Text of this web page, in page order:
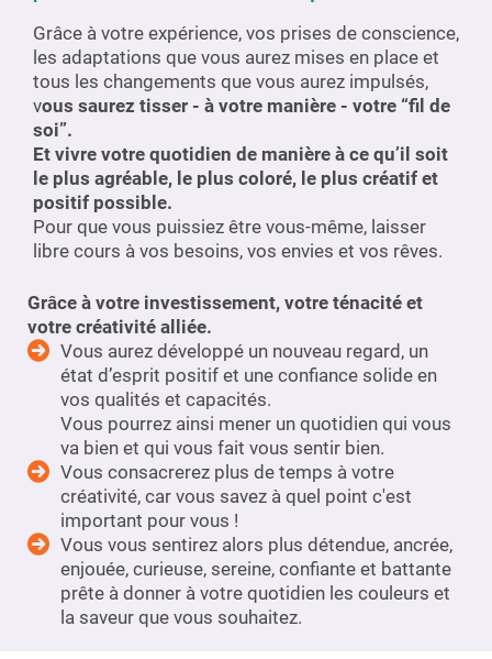
Grâce à votre expérience, vos prises de conscience,
les adaptations que vous aurez mises en place et
tous les changements que vous aurez impulsés,
vous saurez tisser - à votre manière - votre “fil de
soi”.
Et vivre votre quotidien de manière à ce qu’il soit
le plus agréable, le plus coloré, le plus créatif et
positif possible.
Pour que vous puissiez être vous-même, laisser
libre cours à vos besoins, vos envies et vos rêves.
Grâce à votre investissement, votre ténacité et
votre créativité alliée.
Vous aurez développé un nouveau regard, un
état d’esprit positif et une confiance solide en
vos qualités et capacités.
Vous pourrez ainsi mener un quotidien qui vous
va bien et qui vous fait vous sentir bien.
Vous consacrerez plus de temps à votre
créativité, car vous savez à quel point c'est
important pour vous !
Vous vous sentirez alors plus détendue, ancrée,
enjouée, curieuse, sereine, confiante et battante
prête à donner à votre quotidien les couleurs et
la saveur que vous souhaitez.